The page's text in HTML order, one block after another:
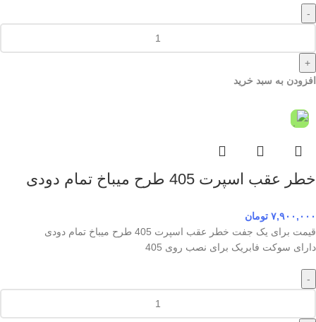
-
+
افزودن به سبد خرید
خطر عقب اسپرت 405 طرح میباخ تمام دودی
۷,۹۰۰,۰۰۰ تومان
قیمت برای یک جفت خطر عقب اسپرت 405 طرح میباخ تمام دودی
دارای سوکت فابریک برای نصب روی 405
-